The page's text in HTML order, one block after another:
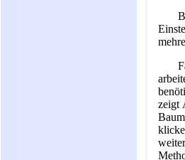
zeigt